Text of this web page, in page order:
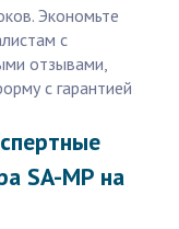
Экономьте
с
отзывами,
с гарантией
SA-MP на